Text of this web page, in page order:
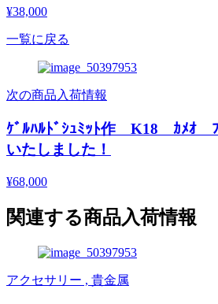
¥38,000
一覧に戻る
次の商品入荷情報
ｹﾞﾙﾊﾙﾄﾞｼｭﾐｯﾄ作 K18 ｶﾒｵ
いたしました！
¥68,000
関連する商品入荷情報
アクセサリー , 貴金属